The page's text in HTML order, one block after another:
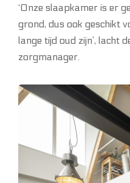
‘Onze slaapkamer is er
grond, dus ook geschikt
lange tijd oud zijn’, lacht
zorgmanager.